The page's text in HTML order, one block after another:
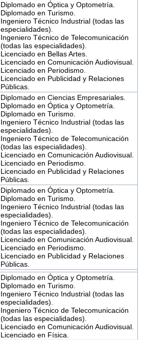
Diplomado en Óptica y Optometría.
Diplomado en Turismo.
Ingeniero Técnico Industrial (todas las
especialidades).
Ingeniero Técnico de Telecomunicación
(todas las especialidades).
Licenciado en Bellas Artes.
Licenciado en Comunicación Audiovisual.
Licenciado en Periodismo.
Licenciado en Publicidad y Relaciones
Públicas.
Diplomado en Ciencias Empresariales.
Diplomado en Óptica y Optometría.
Diplomado en Turismo.
Ingeniero Técnico Industrial (todas las
especialidades).
Ingeniero Técnico de Telecomunicación
(todas las especialidades).
Licenciado en Comunicación Audiovisual.
Licenciado en Periodismo.
Licenciado en Publicidad y Relaciones
Públicas.
Diplomado en Óptica y Optometría.
Diplomado en Turismo.
Ingeniero Técnico Industrial (todas las
especialidades).
Ingeniero Técnico de Telecomunicación
(todas las especialidades).
Licenciado en Comunicación Audiovisual.
Licenciado en Periodismo.
Licenciado en Publicidad y Relaciones
Públicas.
Diplomado en Óptica y Optometría.
Diplomado en Turismo.
Ingeniero Técnico Industrial (todas las
especialidades).
Ingeniero Técnico de Telecomunicación
(todas las especialidades).
Licenciado en Comunicación Audiovisual.
Licenciado en Física.